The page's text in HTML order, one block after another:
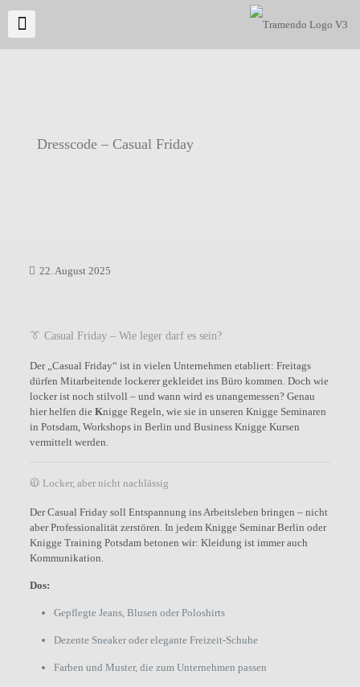
Dresscode – Casual Friday
22. August 2025
👔 Casual Friday – Wie leger darf es sein?
Der „Casual Friday“ ist in vielen Unternehmen etabliert: Freitags
dürfen Mitarbeitende lockerer gekleidet ins Büro kommen. Doch wie
locker ist noch stilvoll – und wann wird es unangemessen? Genau
hier helfen die Knigge Regeln, wie sie in unseren Knigge Seminaren
in Potsdam, Workshops in Berlin und Business Knigge Kursen
vermittelt werden.
🧥 Locker, aber nicht nachlässig
Der Casual Friday soll Entspannung ins Arbeitsleben bringen – nicht
aber Professionalität zerstören. In jedem Knigge Seminar Berlin oder
Knigge Training Potsdam betonen wir: Kleidung ist immer auch
Kommunikation.
Dos:
Gepflegte Jeans, Blusen oder Poloshirts
Dezente Sneaker oder elegante Freizeit-Schuhe
Farben und Muster, die zum Unternehmen passen